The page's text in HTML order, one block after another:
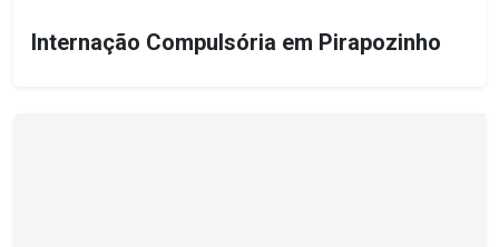
Internação Compulsória em Pirapozinho